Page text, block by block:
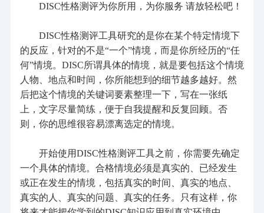
DISC性格测评为你所用，为你服务 请放轻松吧！
DISC性格测评工具研究的是你在某个特定情境下
的反应，针对的不是“一个”情境，而是你所经历的“任
何”情境。DISC所谓具体的情境，就是要包括这个情境
人物、地点和时间，你所能想到的细节越多越好。然
后把这个情境的关键词要素整理一下，写在一张纸
上，文字尽量简练，便于自我提醒和反复回顾。否
则，你的思维很容易漂离选定的情境。
开始使用DISC性格测评工具之前，你需要先确定
一个具体的情境。合格情境必须是真实的、已经发生
或正在发生的情境，包括真实的时间、真实的地点、
真实的人、真实的问题、真实的任务。只有这样，你